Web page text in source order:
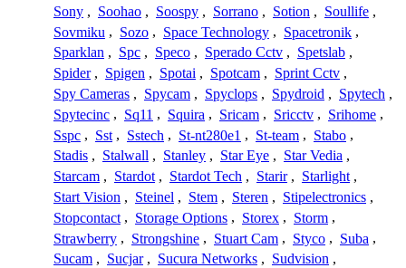
Sony , Soohao , Soospy , Sorrano , Sotion , Soullife ,
Sovmiku , Sozo , Space Technology , Spacetronik ,
Sparklan , Spc , Speco , Sperado Cctv , Spetslab ,
Spider , Spigen , Spotai , Spotcam , Sprint Cctv ,
Spy Cameras , Spycam , Spyclops , Spydroid , Spytech ,
Spytecinc , Sq11 , Squira , Sricam , Sricctv , Srihome ,
Sspc , Sst , Sstech , St-nt280e1 , St-team , Stabo ,
Stadis , Stalwall , Stanley , Star Eye , Star Vedia ,
Starcam , Stardot , Stardot Tech , Starir , Starlight ,
Start Vision , Steinel , Stem , Steren , Stipelectronics ,
Stopcontact , Storage Options , Storex , Storm ,
Strawberry , Strongshine , Stuart Cam , Styco , Suba ,
Sucam , Sucjar , Sucura Networks , Sudvision ,